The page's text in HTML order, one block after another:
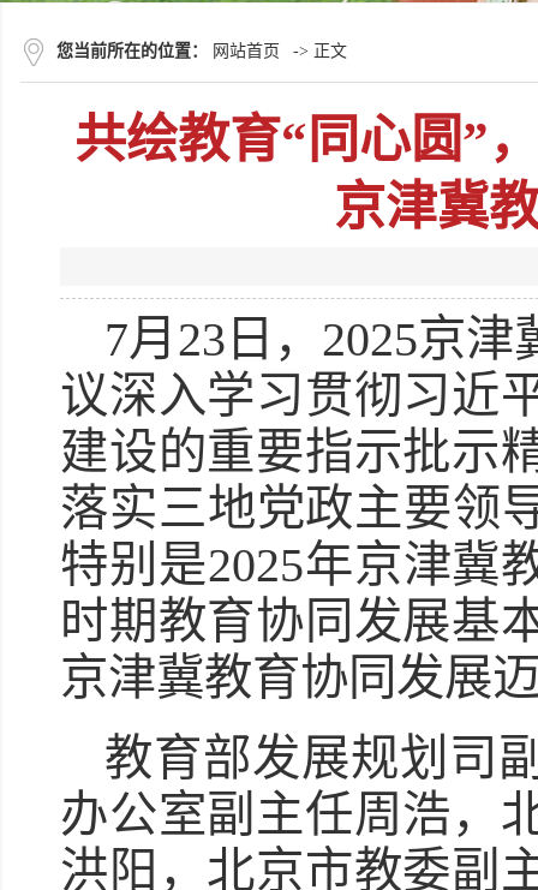
您当前所在的位置： 网站首页 -> 正文
共绘教育“同心圆”
京津冀
7月23日，2025京
议深入学习贯彻习近
建设的重要指示批示
落实三地党政主要领
特别是2025年京津冀
时期教育协同发展基
京津冀教育协同发展
教育部发展规划司
办公室副主任周浩，
洪阳，北京市教委副